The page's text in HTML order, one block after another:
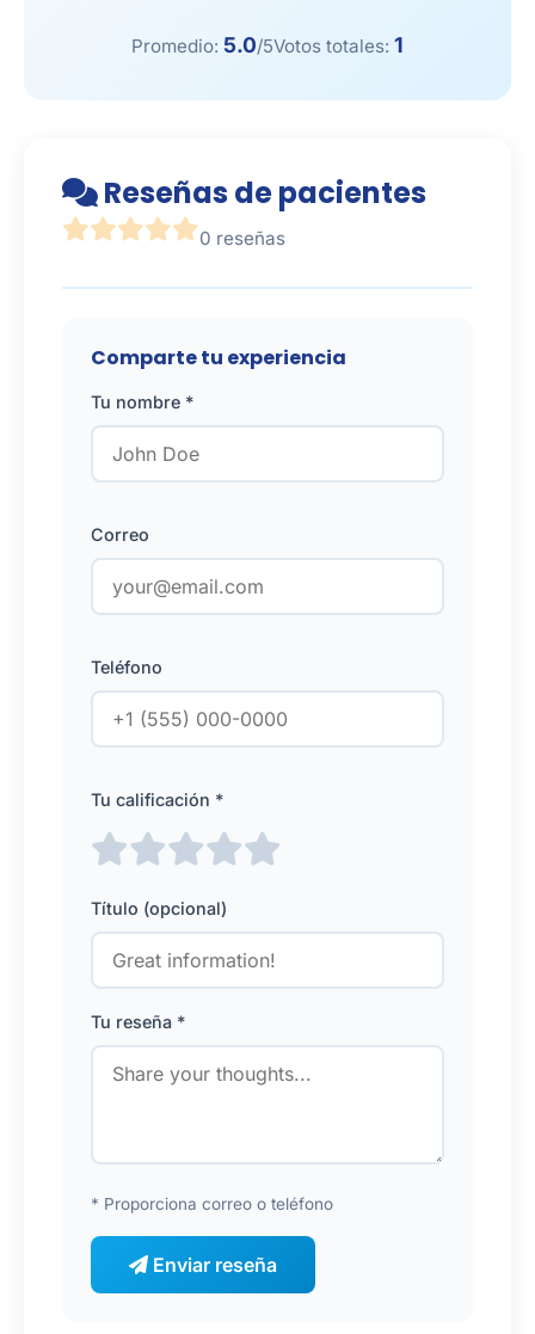
Promedio: 5.0/5Votos totales: 1
Reseñas de pacientes
0 reseñas
Comparte tu experiencia
Tu nombre *
Correo
Teléfono
Tu calificación *
Título (opcional)
Tu reseña *
* Proporciona correo o teléfono
Enviar reseña